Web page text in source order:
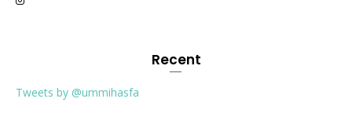
Recent
Tweets by @ummihasfa